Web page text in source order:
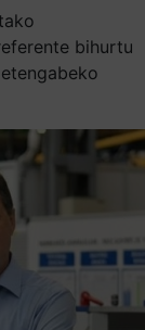
bihurtu